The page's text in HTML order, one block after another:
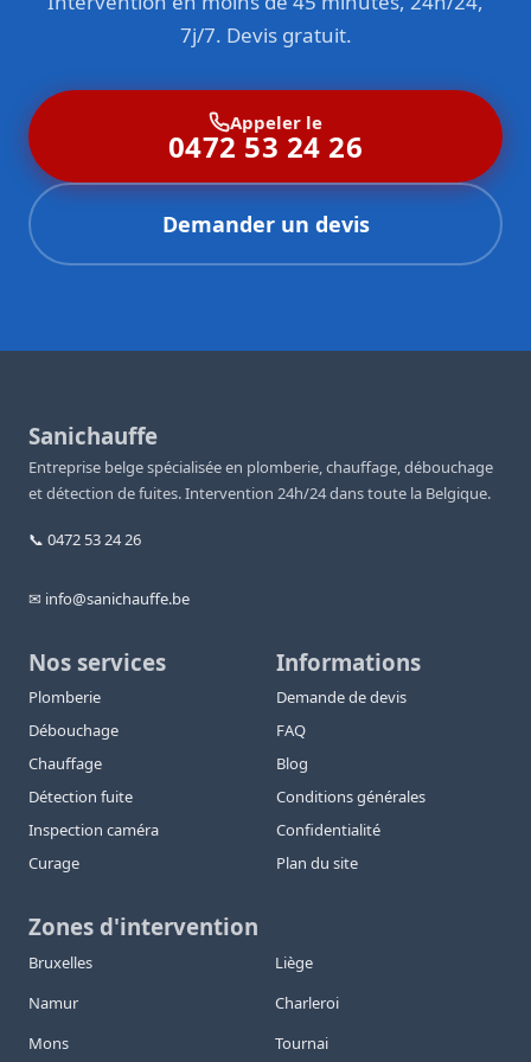
7j/7. Devis gratuit.
Appeler le
0472 53 24 26
Demander un devis
Sanichauffe
Entreprise belge spécialisée en plomberie, chauffage, débouchage
et détection de fuites. Intervention 24h/24 dans toute la Belgique.
📞 0472 53 24 26
✉ info@sanichauffe.be
Nos services
Plomberie
Débouchage
Chauffage
Détection fuite
Inspection caméra
Curage
Informations
Demande de devis
FAQ
Blog
Conditions générales
Confidentialité
Plan du site
Zones d'intervention
Bruxelles
Liège
Namur
Charleroi
Mons
Tournai